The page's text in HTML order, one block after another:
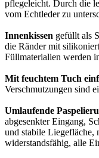
pflegeleicht. Durch die
vom Echtleder zu
Innenkissen gefüllt als
die Ränder mit
Füllmaterialien werden
Mit feuchtem Tuch
Verschmutzungen sind
Umlaufende
abgesenkter Eingang,
und stabile Liegefläche,
widerstandsfähig, alle